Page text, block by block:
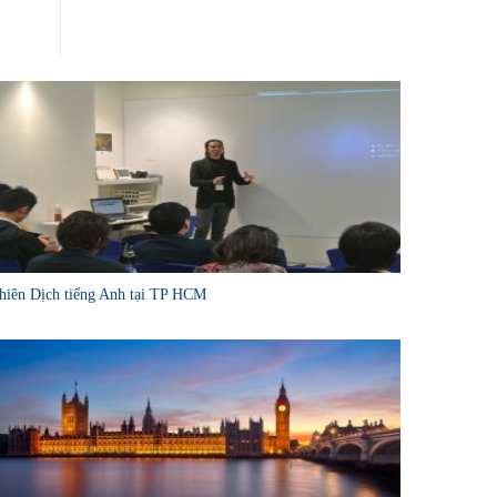
Dịch tiếng Anh tại TP HCM